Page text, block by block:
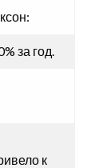
за год.
к